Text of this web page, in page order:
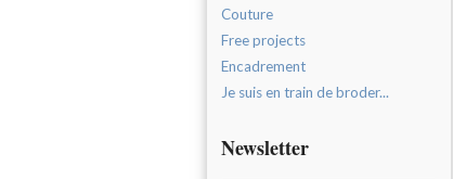
Couture
Free projects
Encadrement
Je suis en train de broder...
Newsletter